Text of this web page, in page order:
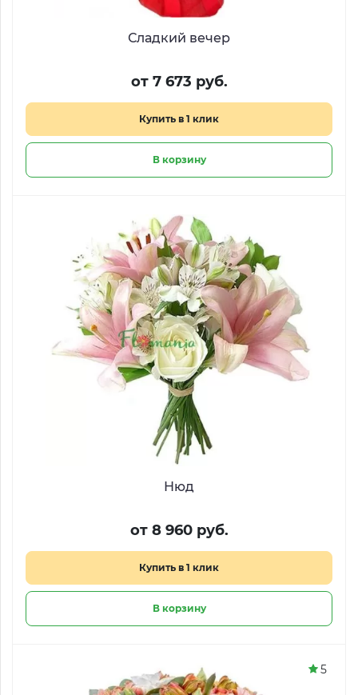
Сладкий вечер
от 7 673 руб.
Купить в 1 клик
В корзину
Нюд
от 8 960 руб.
Купить в 1 клик
В корзину
5